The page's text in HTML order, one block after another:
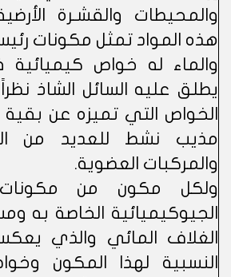
والمحيطات والقشـرة
هذه المواد تمثل مكونات
والماء له خواص كيميائية
يطلق عليه السائل الشاذ
الخواص التي تميزه عن بقية
مذيب نشط للعديد من
والمركبات العضوية.
ولكل مكون من مكونات
الجيوكيميائية الخاصة به
الغلاف المائي والذي
النسبية لهذا المكون